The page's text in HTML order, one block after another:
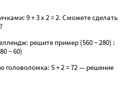
9 + 3 х 2 = 2. Сможете сделать
решите пример (560 − 280) :
− 60)
головоломка: 5 + 2 = 72 — решение